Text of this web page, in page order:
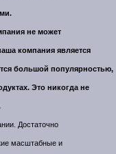
не может
компания является
большой популярностью,
Это никогда не
Достаточно
масштабные и